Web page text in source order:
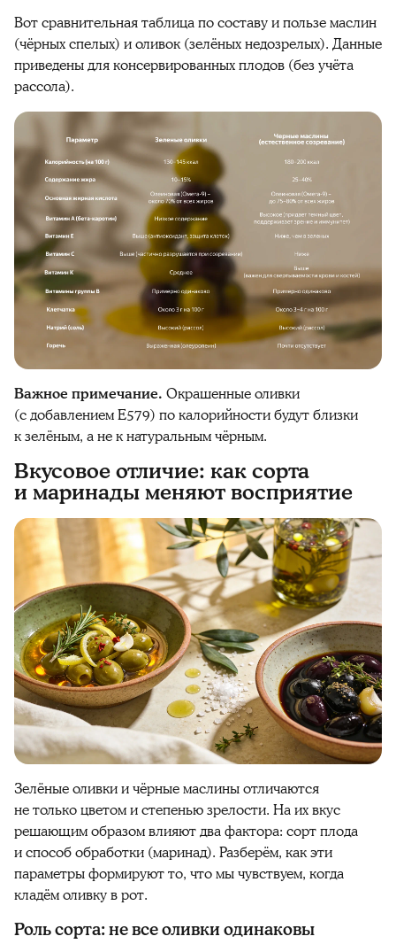
Вот сравнительная таблица по составу и пользе маслин
(чёрных спелых) и оливок (зелёных недозрелых). Данные
приведены для консервированных плодов (без учёта
рассола).
Важное примечание. Окрашенные оливки
(с добавлением E579) по калорийности будут близки
к зелёным, а не к натуральным чёрным.
Вкусовое отличие: как сорта
и маринады меняют восприятие
Зелёные оливки и чёрные маслины отличаются
не только цветом и степенью зрелости. На их вкус
решающим образом влияют два фактора: сорт плода
и способ обработки (маринад). Разберём, как эти
параметры формируют то, что мы чувствуем, когда
кладём оливку в рот.
Роль сорта: не все оливки одинаковы